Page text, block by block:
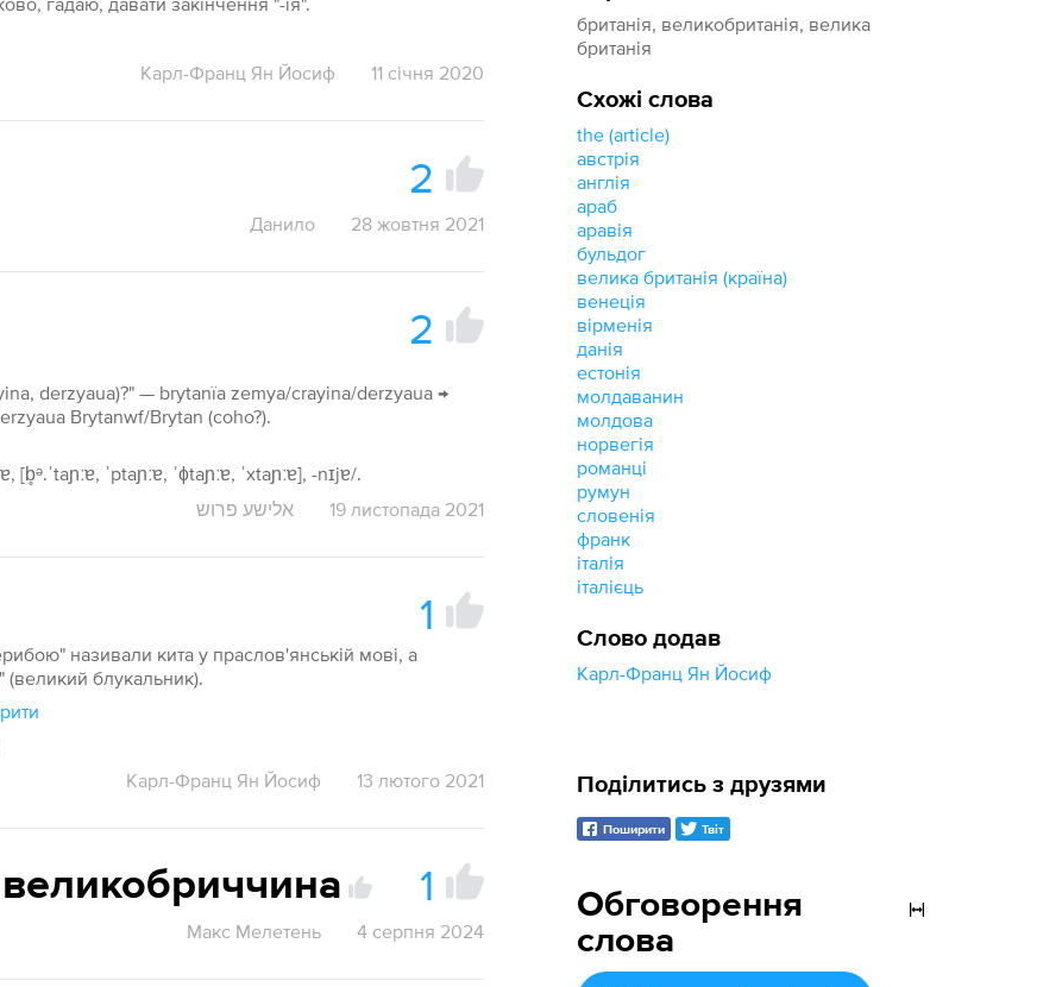
британія, великобританія, велика
британія
Схожі слова
the (article)
австрія
англія
араб
аравія
бульдог
велика британія (країна)
венеція
вірменія
данія
естонія
молдаванин
молдова
норвегія
романці
румун
словенія
франк
італія
італієць
Слово додав
Карл-Франц Ян Йосиф
Карл-Франц Ян Йосиф 11 січня 2020
2
Данило 28 жовтня 2021
2
derzyaua)?" — brytanïa zemya/crayina/derzyaua →
Brytanwf/Brytan (coho?).
[b̥ᵊ.ˈtaɲːɐ, ˈptaɲːɐ, ˈɸtaɲːɐ, ˈxtaɲːɐ], -nɪjɐ/.
אלישע פרוש 19 листопада 2021
1
називали кита у праслов'янській мові, а
блукальник).
Карл-Франц Ян Йосиф 13 лютого 2021
великобриччина 1
Макс Мелетень 4 серпня 2024
Обговорення
слова
Поділитись з друзями
Поширити Твіт